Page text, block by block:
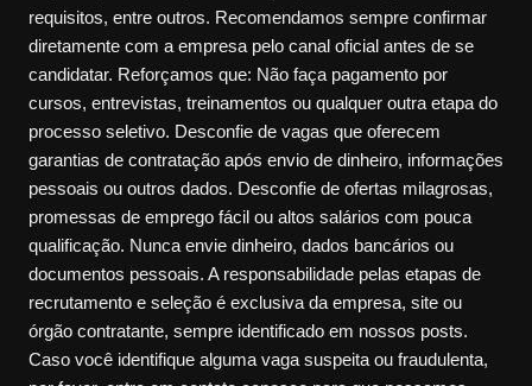
requisitos, entre outros. Recomendamos sempre confirmar
diretamente com a empresa pelo canal oficial antes de se
candidatar. Reforçamos que: Não faça pagamento por
cursos, entrevistas, treinamentos ou qualquer outra etapa do
processo seletivo. Desconfie de vagas que oferecem
garantias de contratação após envio de dinheiro, informações
pessoais ou outros dados. Desconfie de ofertas milagrosas,
promessas de emprego fácil ou altos salários com pouca
qualificação. Nunca envie dinheiro, dados bancários ou
documentos pessoais. A responsabilidade pelas etapas de
recrutamento e seleção é exclusiva da empresa, site ou
órgão contratante, sempre identificado em nossos posts.
Caso você identifique alguma vaga suspeita ou fraudulenta,